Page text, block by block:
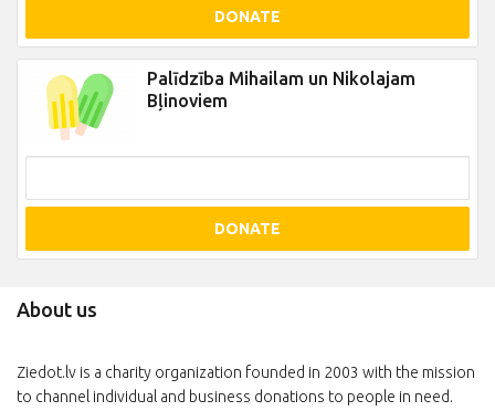
DONATE
Palīdzība Mihailam un Nikolajam
Bļinoviem
DONATE
About us
Ziedot.lv is a charity organization founded in 2003 with the mission
to channel individual and business donations to people in need.